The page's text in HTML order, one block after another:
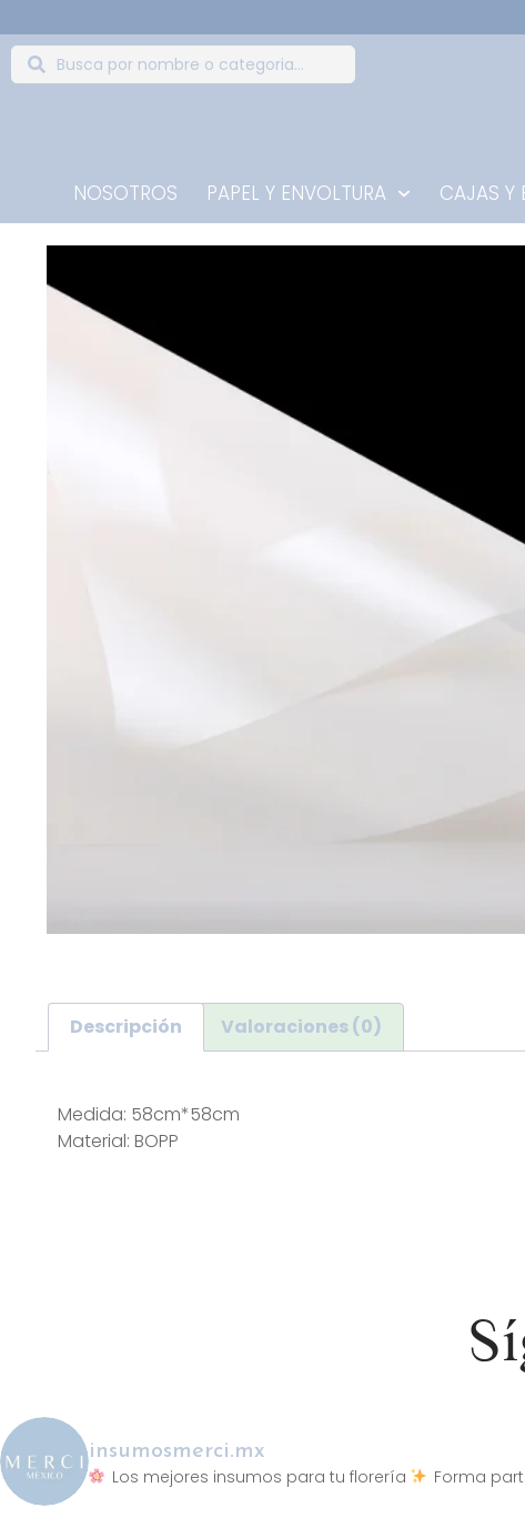
NOSOTROS PAPEL Y ENVOLTURA CAJAS Y
Descripción Valoraciones (0)
Medida: 58cm*58cm
Material: BOPP
insumosmerci.mx
Los mejores insumos para tu florería
Forma